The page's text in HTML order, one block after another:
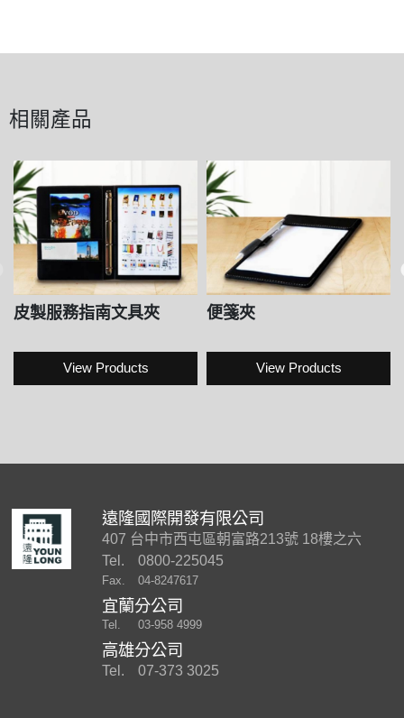
相關產品
皮製服務指南文具夾
View Products
便箋夾
View Products
遠隆國際開發有限公司
407 台中市西屯區朝富路213號 18樓之六
Tel.
0800-225045
Fax. 04-8247617
宜蘭分公司
Tel. 03-958 4999
高雄分公司
Tel. 07-373 3025